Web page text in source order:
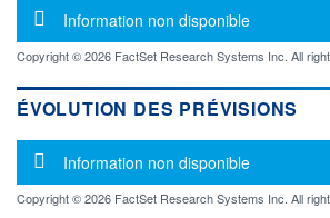
0
VALORISATION
LIMITE À LA
BAISSE
0,0000
LIMITE À LA
HAUSSE
0,0000
ESTIMÉ 2026
-
2026
-
Message d'information
Information non disponible
Copyright © 2026 FactSet Research Systems Inc. All
ÉVOLUTION DES PRÉVISIONS
Message d'information
Information non disponible
Copyright © 2026 FactSet Research Systems Inc. All